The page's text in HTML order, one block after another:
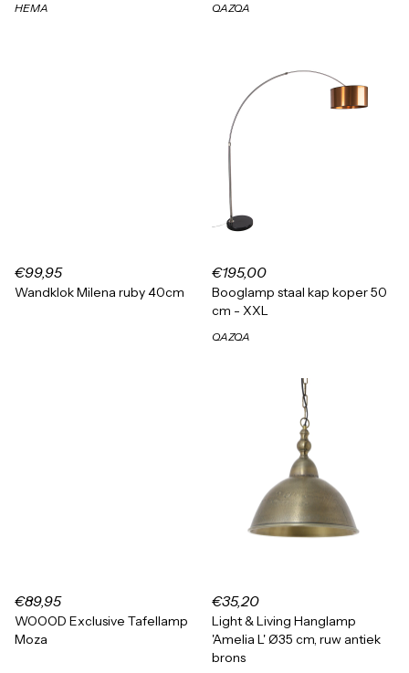
HEMA QAZQA
€99,95
Wandklok Milena ruby 40cm
€195,00
Booglamp staal kap koper 50
cm - XXL
QAZQA
€89,95
WOOOD Exclusive Tafellamp
Moza
€35,20
Light & Living Hanglamp
'Amelia L' Ø35 cm, ruw antiek
brons